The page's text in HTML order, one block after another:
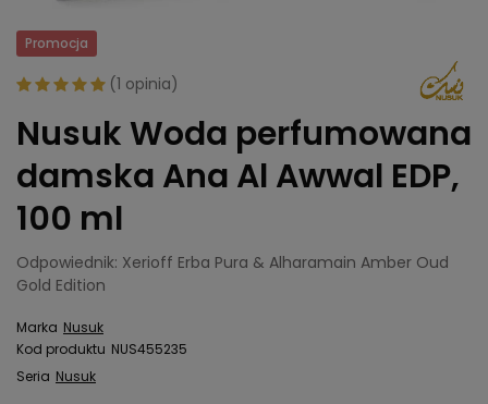
Promocja
(1 opinia)
Nusuk Woda perfumowana
damska Ana Al Awwal EDP,
100 ml
Odpowiednik: Xerioff Erba Pura & Alharamain Amber Oud
Gold Edition
Marka Nusuk
Kod produktu NUS455235
Seria Nusuk